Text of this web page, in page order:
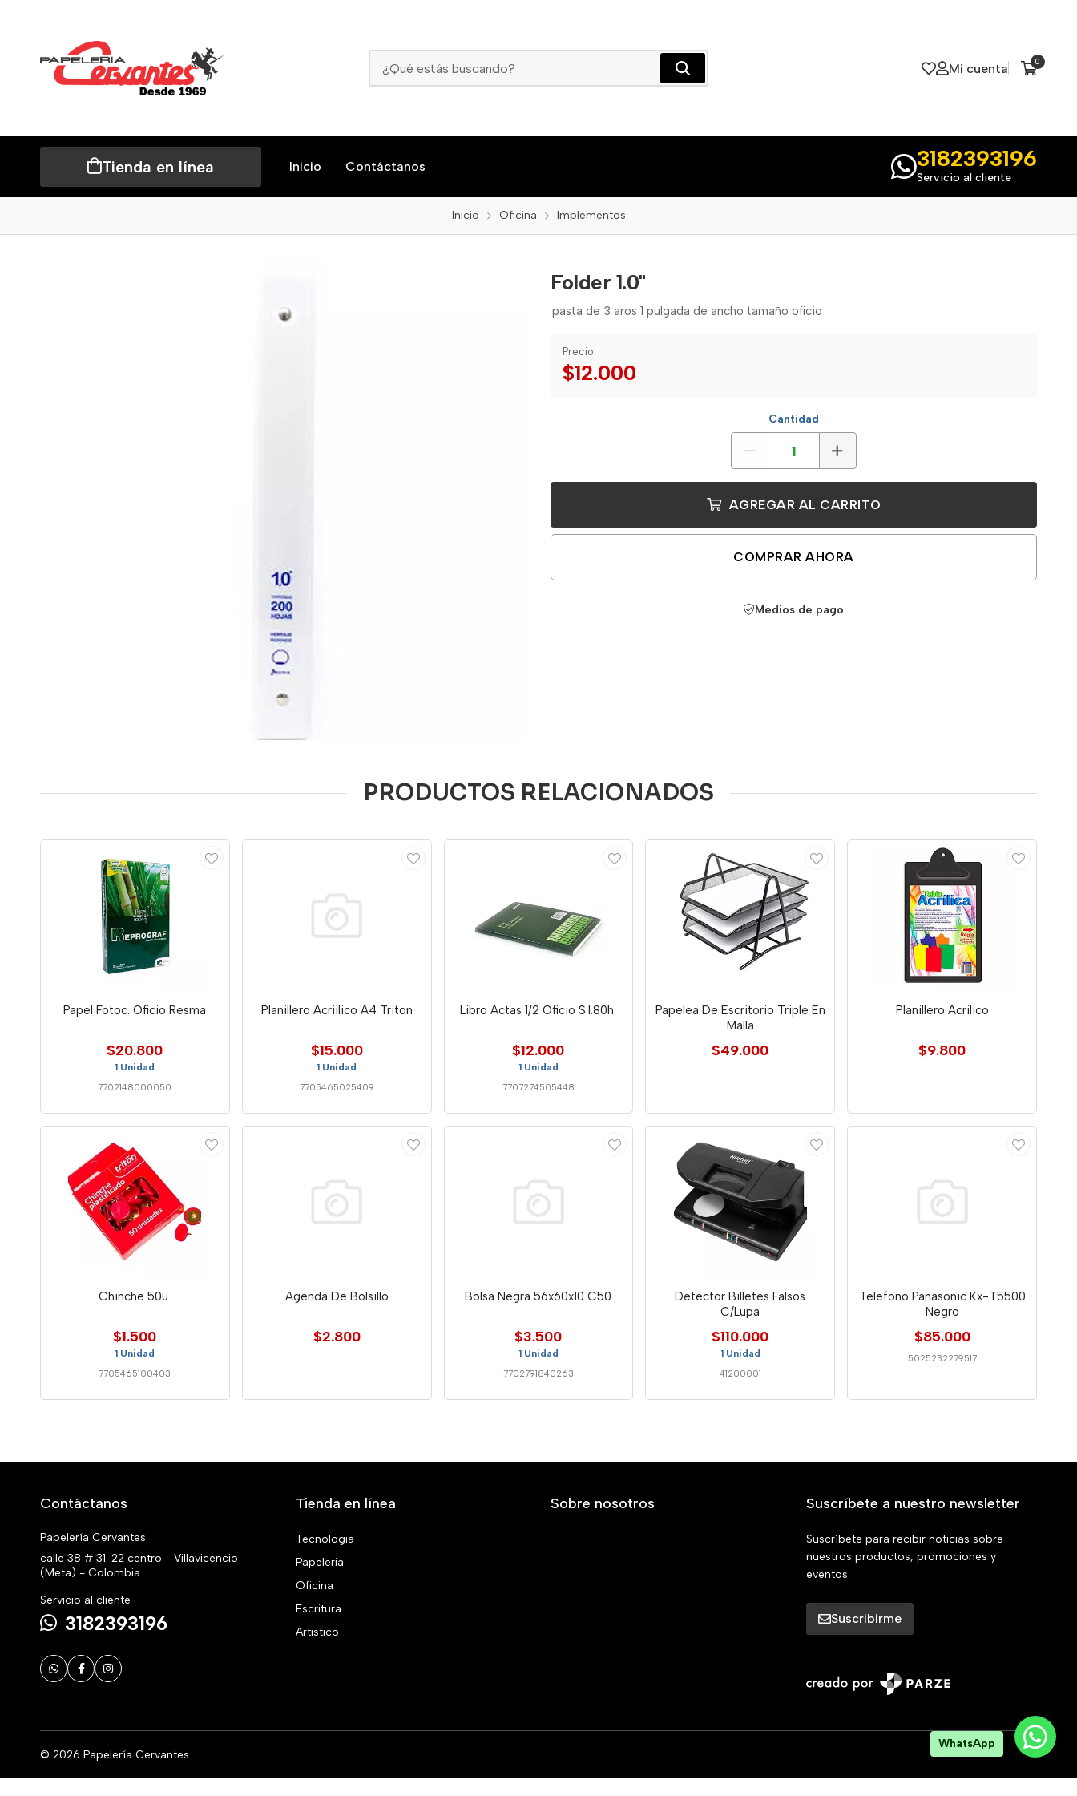
Mi cuenta 0
Tienda en línea Inicio Contáctanos 3182393196
Servicio al cliente
Inicio Oficina Implementos
Folder 1.0"
pasta de 3 aros 1 pulgada de ancho tamaño oficio
Precio
$12.000
Cantidad
AGREGAR AL CARRITO
COMPRAR AHORA
Medios de pago
PRODUCTOS RELACIONADOS
Papel Fotoc. Oficio Resma
$20.800
1 Unidad
7702148000050
Planillero Acriilico A4 Triton
$15.000
1 Unidad
7705465025409
Libro Actas 1/2 Oficio S.I.80h.
$12.000
1 Unidad
7707274505448
Papelea De Escritorio Triple En
Malla
$49.000
Planillero Acrilico
$9.800
Chinche 50u.
$1.500
1 Unidad
7705465100403
Agenda De Bolsillo
$2.800
Bolsa Negra 56x60x10 C50
$3.500
1 Unidad
7702791840263
Detector Billetes Falsos
C/Lupa
$110.000
1 Unidad
41200001
Telefono Panasonic Kx-T5500
Negro
$85.000
5025232279517
Contáctanos
Papelería Cervantes
calle 38 # 31-22 centro - Villavicencio
(Meta) - Colombia
Servicio al cliente
3182393196
Tienda en línea
Tecnologia
Papeleria
Oficina
Escritura
Artistico
Sobre nosotros Suscríbete a nuestro newsletter
Suscríbete para recibir noticias sobre
nuestros productos, promociones y
eventos.
Suscribirme
© 2026 Papelería Cervantes
WhatsApp